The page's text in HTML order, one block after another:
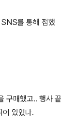
를 통해 접했
구매했고.. 행사 끝
어 있었다.